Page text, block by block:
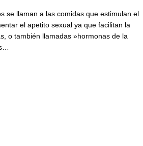
se llaman a las comidas que estimulan el
el apetito sexual ya que facilitan la
o también llamadas »hormonas de la